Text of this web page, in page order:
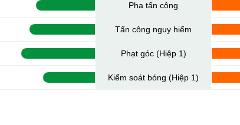
Pha tấn công
Tấn công nguy hiểm
Phạt góc (Hiệp 1)
Kiểm soát bóng (Hiệp 1)